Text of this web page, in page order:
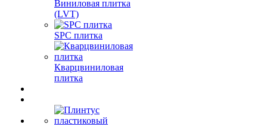
Виниловая плитка
(LVT)
SPC плитка
Кварцвиниловая
плитка